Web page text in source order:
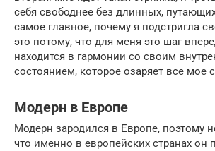
себя свободнее без длинных,
самое главное, почему я подстригла
это потому, что для меня это шаг
находится в гармонии со своим
состоянием, которое озаряет все мое
Модерн в Европе
Модерн зародился в Европе, поэтому
что именно в европейских странах он